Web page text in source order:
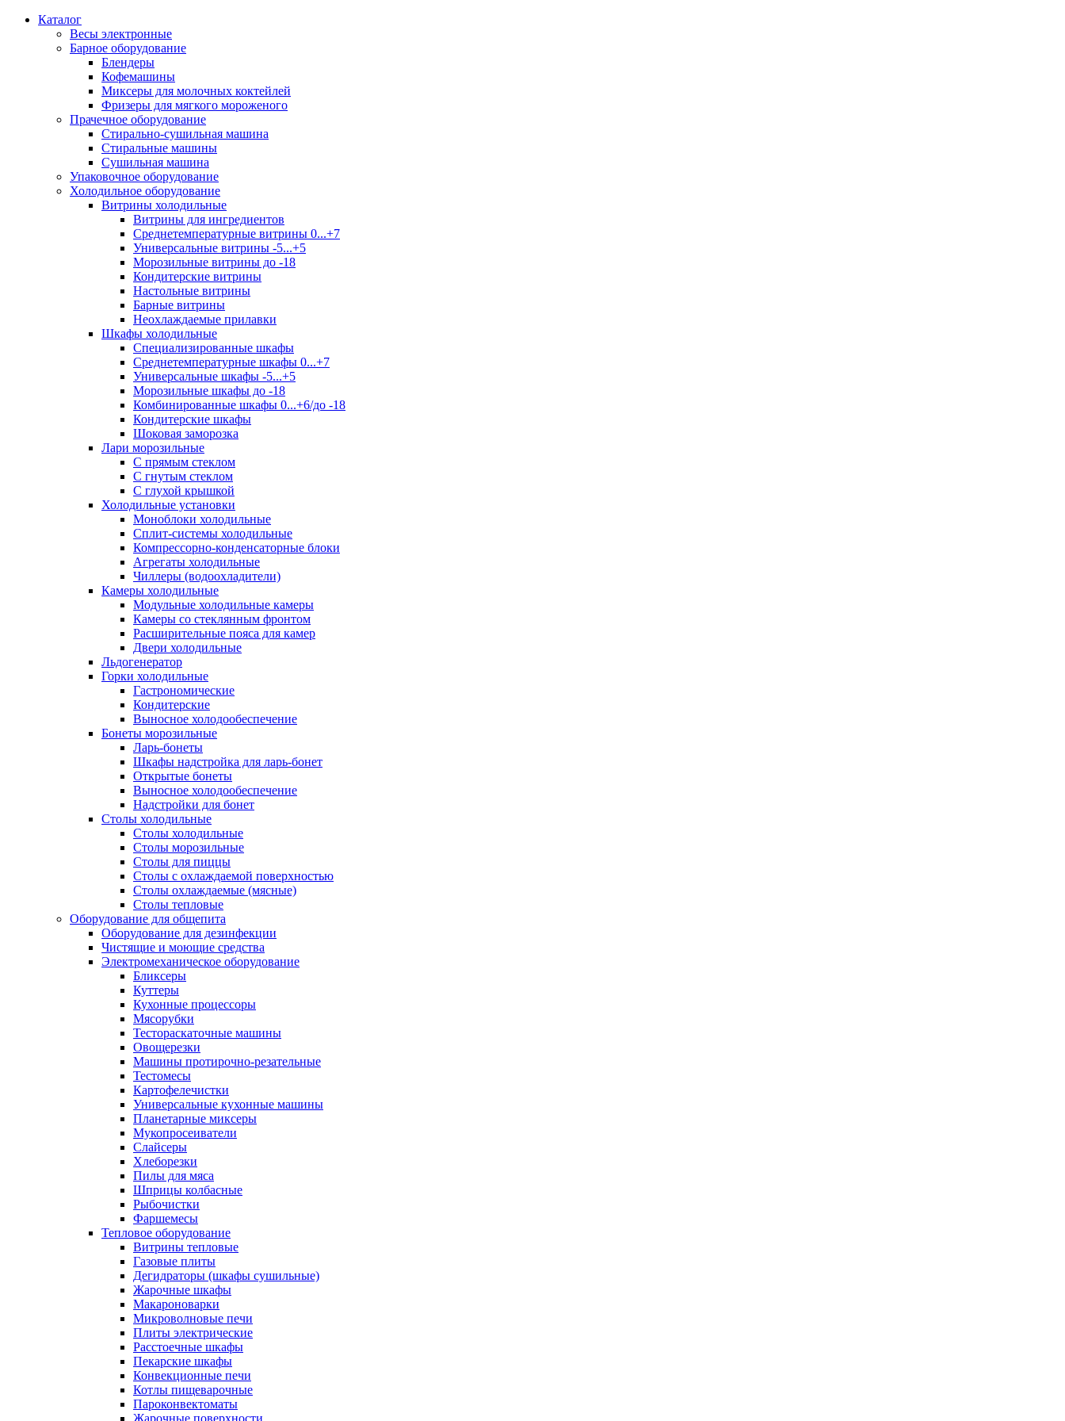
Каталог
Весы электронные
Барное оборудование
Блендеры
Кофемашины
Миксеры для молочных коктейлей
Фризеры для мягкого мороженого
Прачечное оборудование
Стирально-сушильная машина
Стиральные машины
Сушильная машина
Упаковочное оборудование
Холодильное оборудование
Витрины холодильные
Витрины для ингредиентов
Среднетемпературные витрины 0...+7
Универсальные витрины -5...+5
Морозильные витрины до -18
Кондитерские витрины
Настольные витрины
Барные витрины
Неохлаждаемые прилавки
Шкафы холодильные
Cпециализированные шкафы
Среднетемпературные шкафы 0...+7
Универсальные шкафы -5...+5
Морозильные шкафы до -18
Комбинированные шкафы 0...+6/до -18
Кондитерские шкафы
Шоковая заморозка
Лари морозильные
С прямым стеклом
С гнутым стеклом
С глухой крышкой
Холодильные установки
Моноблоки холодильные
Сплит-системы холодильные
Компрессорно-конденсаторные блоки
Агрегаты холодильные
Чиллеры (водоохладители)
Камеры холодильные
Модульные холодильные камеры
Камеры со стеклянным фронтом
Расширительные пояса для камер
Двери холодильные
Льдогенератор
Горки холодильные
Гастрономические
Кондитерские
Выносное холодообеспечение
Бонеты морозильные
Ларь-бонеты
Шкафы надстройка для ларь-бонет
Открытые бонеты
Выносное холодообеспечение
Надстройки для бонет
Столы холодильные
Столы холодильные
Столы морозильные
Столы для пиццы
Столы с охлаждаемой поверхностью
Столы охлаждаемые (мясные)
Столы тепловые
Оборудование для общепита
Оборудование для дезинфекции
Чистящие и моющие средства
Электромеханическое оборудование
Бликсеры
Куттеры
Кухонные процессоры
Мясорубки
Тестораскаточные машины
Овощерезки
Машины протирочно-резательные
Тестомесы
Картофелечистки
Универсальные кухонные машины
Планетарные миксеры
Мукопросеиватели
Слайсеры
Хлеборезки
Пилы для мяса
Шприцы колбасные
Рыбочистки
Фаршемесы
Тепловое оборудование
Витрины тепловые
Газовые плиты
Дегидраторы (шкафы сушильные)
Жарочные шкафы
Макароноварки
Микроволновые печи
Плиты электрические
Расстоечные шкафы
Пекарские шкафы
Конвекционные печи
Котлы пищеварочные
Пароконвектоматы
Жарочные поверхности